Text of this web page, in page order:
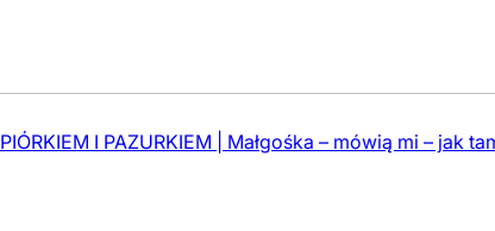
PIÓRKIEM I PAZURKIEM | Małgośka – mówią mi – jak